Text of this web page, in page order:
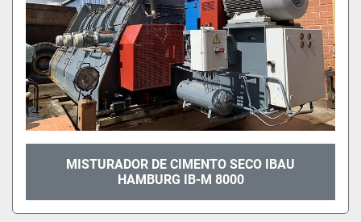
MISTURADOR DE CIMENTO SECO IBAU
HAMBURG IB-M 8000